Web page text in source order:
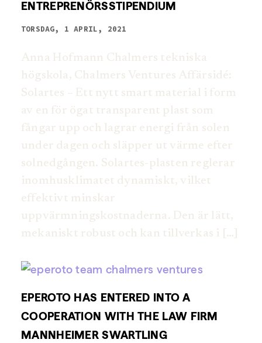
ENTREPRENÖRSSTIPENDIUM
TORSDAG, 1 APRIL, 2021
Anna Hofmann Chalmers tekniska
högskola, Chalmers Ventures Affärsidé:
Solartes – Ett nytt smart material i form
av en för ögat transparent plast som
fångar upp och lagrar energi från solen
under dagen och släpper ut värme efter
solnedgången. Solartes-plasten reglerar
inomhusklimatet dynamiskt, vilket
effektivt minskar
uppvärmningskostnaderna. Den är lätt,
mekaniskt robust och kan tillverkas i […]
EPEROTO HAS ENTERED INTO A
COOPERATION WITH THE LAW FIRM
MANNHEIMER SWARTLING